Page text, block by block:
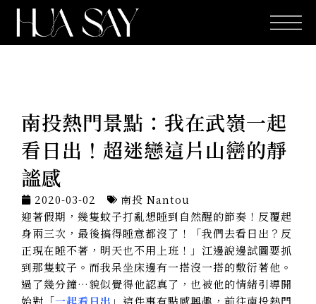
南投熱門景點：我在武嶺一起
看日出！超迷戀這片山巒的靜
謐感
2020-03-02
南投 Nantou
迎著假期，幾隻蚊子打亂想睡到自然醒的節奏！反覆起
身兩三次，最後搞得睡意都沒了！「我們去看日出？反
正現在睡不著，明天也不用上班！」江邊說邊試圖要抓
到那隻蚊子。而我呆坐床邊有一搭沒一搭的敷衍著他。
過了幾分鐘…貌似覺得他認真了，也被他的情緒引導開
始對「一起看日出 」這件事有點感興趣，前往南投熱門